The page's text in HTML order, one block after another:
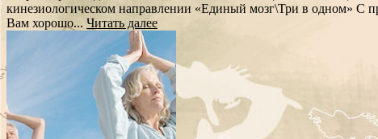
кинезиологическом направлении «Единый мозг\Три в одном» С
Вам хорошо... Читать далее